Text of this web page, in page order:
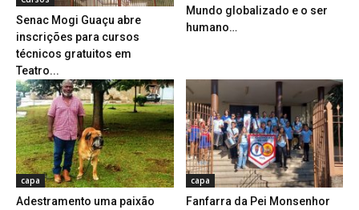
Senac Mogi Guaçu abre
inscrições para cursos
técnicos gratuitos em
Teatro...
Mundo globalizado e o ser
humano…
capa
Adestramento uma paixão
capa
Fanfarra da Pei Monsenhor